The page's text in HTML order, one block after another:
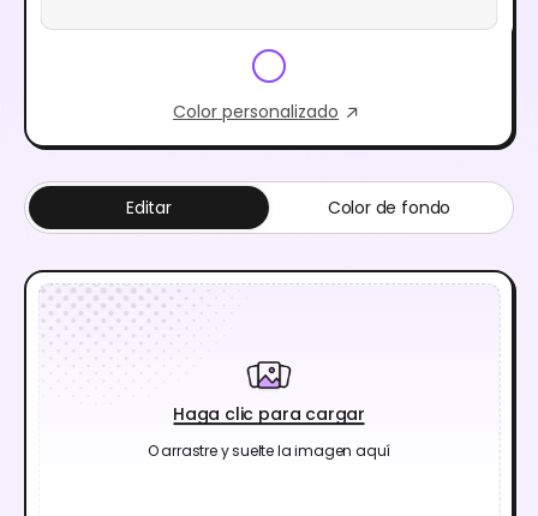
Color personalizado
Haga clic para cargar
O arrastre y suelte la imagen aquí
Editar Color de fondo